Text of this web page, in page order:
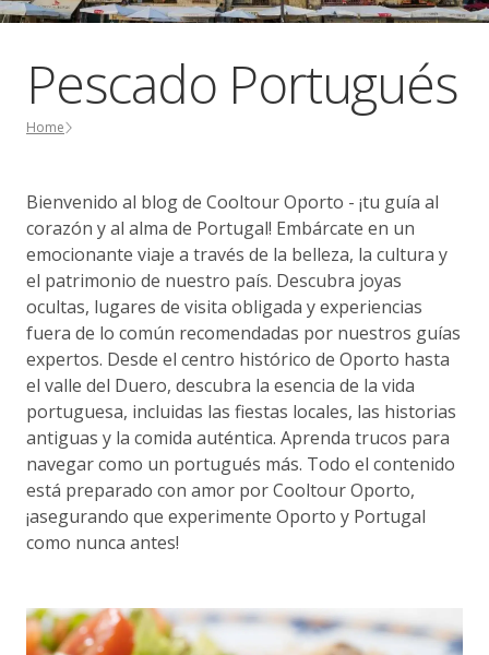
Pescado Portugués
Home
Bienvenido al blog de Cooltour Oporto - ¡tu guía al
corazón y al alma de Portugal! Embárcate en un
emocionante viaje a través de la belleza, la cultura y
el patrimonio de nuestro país. Descubra joyas
ocultas, lugares de visita obligada y experiencias
fuera de lo común recomendadas por nuestros guías
expertos. Desde el centro histórico de Oporto hasta
el valle del Duero, descubra la esencia de la vida
portuguesa, incluidas las fiestas locales, las historias
antiguas y la comida auténtica. Aprenda trucos para
navegar como un portugués más. Todo el contenido
está preparado con amor por Cooltour Oporto,
¡asegurando que experimente Oporto y Portugal
como nunca antes!